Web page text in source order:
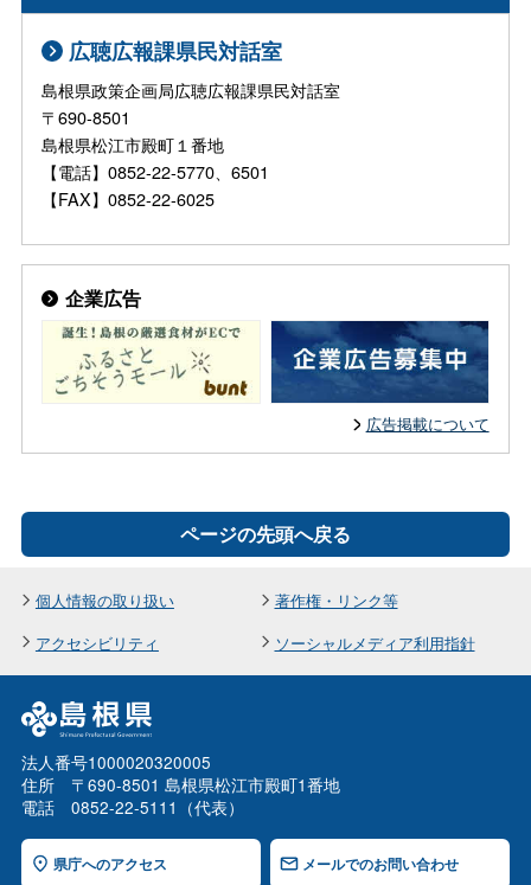
広聴広報課県民対話室
島根県政策企画局広聴広報課県民対話室
〒690-8501
島根県松江市殿町１番地
【電話】0852-22-5770、6501
【FAX】0852-22-6025
企業広告
広告掲載について
ページの先頭へ戻る
個人情報の取り扱い
著作権・リンク等
アクセシビリティ
ソーシャルメディア利用指針
法人番号1000020320005
住所 〒690-8501 島根県松江市殿町1番地
電話 0852-22-5111（代表）
県庁へのアクセス メールでのお問い合わせ